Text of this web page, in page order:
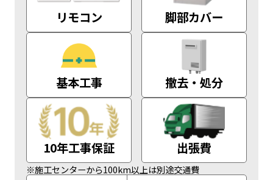
リモコン 脚部カバー
基本工事 撤去・処分
10年工事保証 出張費
※施工センターから100km以上は別途交通費